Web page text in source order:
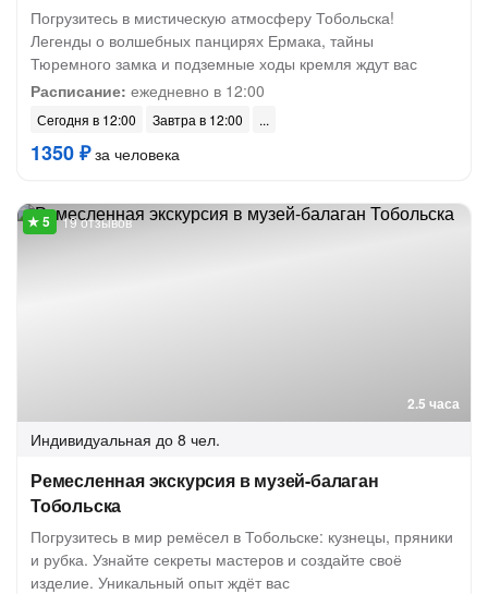
Погрузитесь в мистическую атмосферу Тобольска!
Легенды о волшебных панцирях Ермака, тайны
Тюремного замка и подземные ходы кремля ждут вас
Расписание: ежедневно в 12:00
Сегодня в 12:00 Завтра в 12:00
1350 ₽за человека
2.5 часа
19 отзывов
Индивидуальная до 8 чел.
Ремесленная экскурсия в музей-балаган
Тобольска
Погрузитесь в мир ремёсел в Тобольске: кузнецы, пряники
и рубка. Узнайте секреты мастеров и создайте своё
изделие. Уникальный опыт ждёт вас